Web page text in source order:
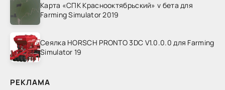
Карта «СПК Краснооктябрьский» v бета для
Farming Simulator 2019
Сеялка HORSCH PRONTO 3DC V1.0.0.0 для Farming
Simulator 19
РЕКЛАМА